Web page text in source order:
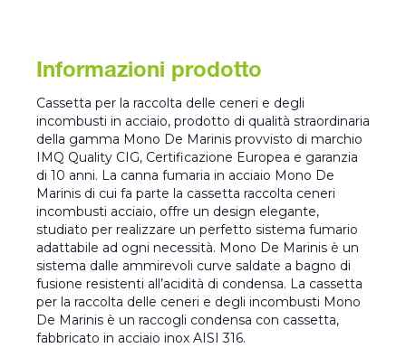
Informazioni prodotto
Cassetta per la raccolta delle ceneri e degli
incombusti in acciaio, prodotto di qualità straordinaria
della gamma Mono De Marinis provvisto di marchio
IMQ Quality CIG, Certificazione Europea e garanzia
di 10 anni. La canna fumaria in acciaio Mono De
Marinis di cui fa parte la cassetta raccolta ceneri
incombusti acciaio, offre un design elegante,
studiato per realizzare un perfetto sistema fumario
adattabile ad ogni necessità. Mono De Marinis è un
sistema dalle ammirevoli curve saldate a bagno di
fusione resistenti all’acidità di condensa. La cassetta
per la raccolta delle ceneri e degli incombusti Mono
De Marinis è un raccogli condensa con cassetta,
fabbricato in acciaio inox AISI 316.